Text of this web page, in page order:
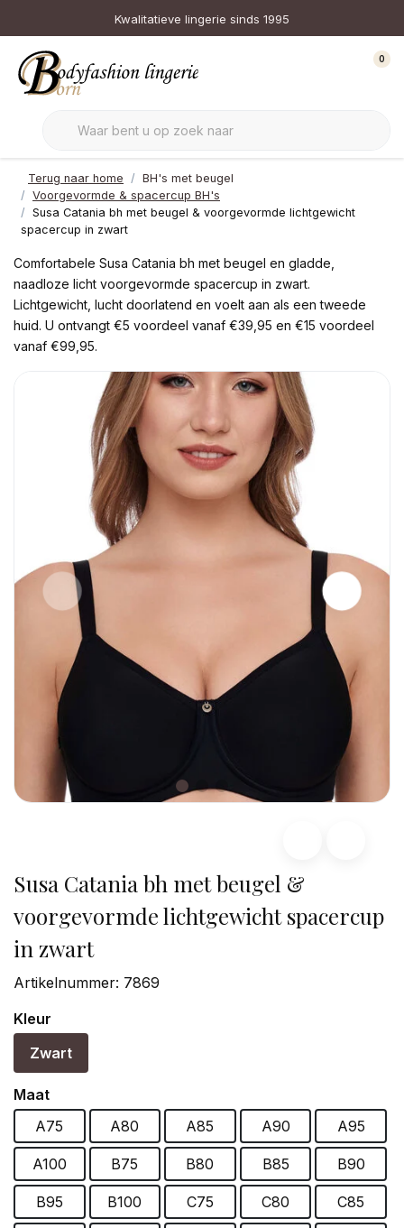
Kwalitatieve lingerie sinds 1995
0
Terug naar home
BH's met beugel
Voorgevormde & spacercup BH's
Susa Catania bh met beugel & voorgevormde lichtgewicht
spacercup in zwart
Comfortabele Susa Catania bh met beugel en gladde,
naadloze licht voorgevormde spacercup in zwart.
Lichtgewicht, lucht doorlatend en voelt aan als een tweede
huid. U ontvangt €5 voordeel vanaf €39,95 en €15 voordeel
vanaf €99,95.
Susa Catania bh met beugel &
voorgevormde lichtgewicht spacercup
in zwart
Artikelnummer: 7869
Kleur
Zwart
Maat
A75
A80 A85 A90 A95
A100 B75 B80 B85 B90
B95 B100 C75 C80 C85